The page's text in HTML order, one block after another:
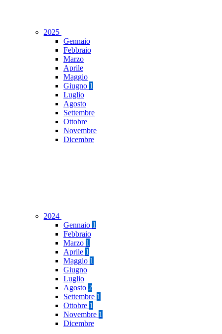
2025
Gennaio
Febbraio
Marzo
Aprile
Maggio
Giugno 1
Luglio
Agosto
Settembre
Ottobre
Novembre
Dicembre
2024
Gennaio 1
Febbraio
Marzo 1
Aprile 1
Maggio 1
Giugno
Luglio
Agosto 2
Settembre 1
Ottobre 1
Novembre 1
Dicembre